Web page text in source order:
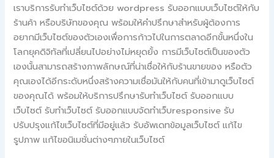
เราบริการรับทำเว็บไซต์ด้วย wordpress รับออกแบบเว็บไซต์ให้กับ
ร้านค้า หรือบริษัทของคุณ พร้อมให้คำปรึกษาสำหรับผู้ต้องการ
อยากมีเว็บไซต์ของตัวเองเพื่อการก้าวไปในการตลาดอีกขั้นหนึ่งใน
โลกยุคดิจิทัลที่เปลี่ยนไปอย่างไม่หยุดยั้ง การมีเว็บไซต์เป็นของตัว
เองนั้นสามารถสร้างภาพลักษณ์ที่น่าเชื่อให้กับร้านขายของ หรือตัว
คุณเองได้อีกระดับหนึ่งสร้างความเชื่อมันให้กับคนที่เข้ามาดูเว็บไซต์
ของคุณได้ พร้อมให้บริการปรึกษารับทำเว็บไซต์ รับออกแบบ
เว็บไซต์ รับทำเว็บไซต์ รับออกแบบจัดทำเว็บresponsive รับ
ปรับปรุงแก้ไขเว็บไซต์ที่มีอยู่แล้ว รับอัพเดทข้อมูลเว็บไซต์ แก้ไข
รูปภาพ แก้ไขอนิเมชั่นต่างๆภายในเว็บไซต์